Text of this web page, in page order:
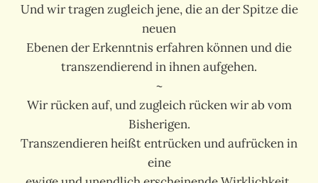
Und wir tragen zugleich jene, die an der Spitze die
neuen
Ebenen der Erkenntnis erfahren können und die
transzendierend in ihnen aufgehen.
~
Wir rücken auf, und zugleich rücken wir ab vom
Bisherigen.
Transzendieren heißt entrücken und aufrücken in
eine